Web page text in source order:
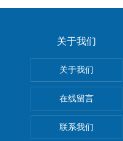
关于我们
关于我们
在线留言
联系我们